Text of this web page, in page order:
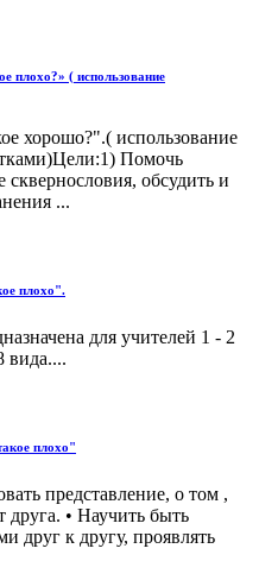
плохо?» ( использование
хорошо?".( использование
Помочь
обсудить и
...
плохо".
для учителей 1 - 2
вида....
плохо"
представление, о том ,
друга. • Научить быть
друг к другу, проявлять